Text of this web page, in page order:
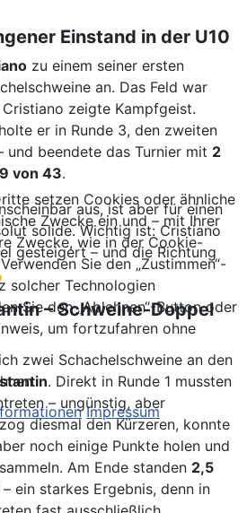
Einstand in der U10
zu einem seiner ersten
an. Das Feld war
zeigte Kampfgeist.
er in Runde 3, den zweiten
und beendete das Turnier mit 2
von 43.
aus, ist aber für einen
solide. Wichtig ist: Cristiano
gesteigert – und die Richtung
– Schweine-Doppel
zwei Schachelschweine an den
. Direkt in Runde 1 mussten
– ungünstig, aber
diesmal den Kürzeren, konnte
noch einige Punkte holen und
Am Ende standen 2,5
– ein starkes Ergebnis, denn in
setzen Cookies oder ähnliche
Zwecke ein und – mit Ihrer
Zwecke, wie in der Cookie-
Sie den „Zustimmen“-
solcher Technologien
Sie den „Ablehnen“-Button oder
um fortzufahren ohne
Impressum